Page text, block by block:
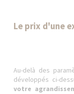
Le prix d'une
Au-delà des
développés ci-
votre